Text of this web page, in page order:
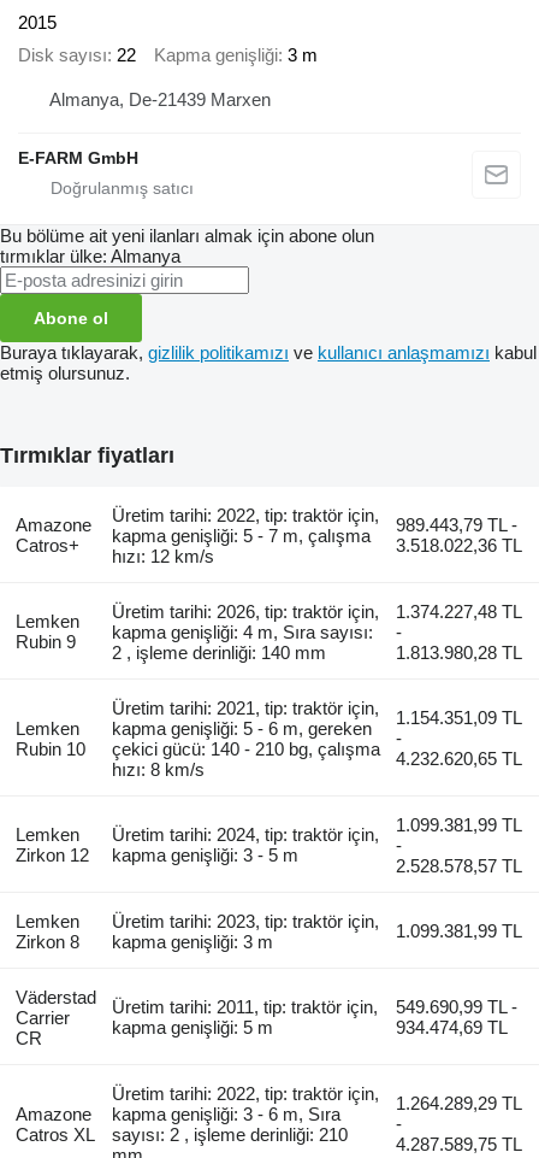
2015
Disk sayısı 22 Kapma genişliği 3 m
Almanya, De-21439 Marxen
E-FARM GmbH
Bu bölüme ait yeni ilanları almak için abone olun
tırmıklar ülke: Almanya
Abone ol
Buraya tıklayarak, gizlilik politikamızı ve kullanıcı anlaşmamızı kabul
etmiş olursunuz.
Tırmıklar fiyatları
Amazone
Catros+
Üretim tarihi: 2022, tip: traktör için,
kapma genişliği: 5 - 7 m, çalışma
hızı: 12 km/s
989.443,79 TL -
3.518.022,36 TL
Lemken
Rubin 9
Üretim tarihi: 2026, tip: traktör için,
kapma genişliği: 4 m, Sıra sayısı:
2 , işleme derinliği: 140 mm
1.374.227,48 TL
-
1.813.980,28 TL
Lemken
Rubin 10
Üretim tarihi: 2021, tip: traktör için,
kapma genişliği: 5 - 6 m, gereken
çekici gücü: 140 - 210 bg, çalışma
hızı: 8 km/s
1.154.351,09 TL
-
4.232.620,65 TL
Lemken
Zirkon 12
Üretim tarihi: 2024, tip: traktör için,
kapma genişliği: 3 - 5 m
1.099.381,99 TL
-
2.528.578,57 TL
Lemken
Zirkon 8
Üretim tarihi: 2023, tip: traktör için,
kapma genişliği: 3 m
1.099.381,99 TL
Väderstad
Carrier
CR
Üretim tarihi: 2011, tip: traktör için,
kapma genişliği: 5 m
549.690,99 TL -
934.474,69 TL
Amazone
Catros XL
Üretim tarihi: 2022, tip: traktör için,
kapma genişliği: 3 - 6 m, Sıra
sayısı: 2 , işleme derinliği: 210
1.264.289,29 TL
-
4.287.589,75 TL